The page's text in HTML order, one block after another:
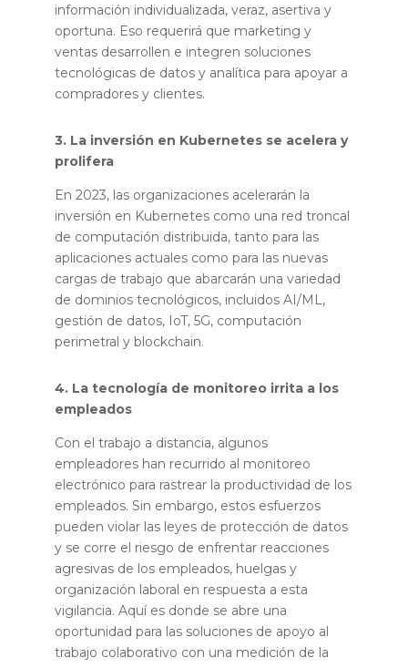
información individualizada, veraz, asertiva y
oportuna. Eso requerirá que marketing y
ventas desarrollen e integren soluciones
tecnológicas de datos y analítica para apoyar a
compradores y clientes.
3. La inversión en Kubernetes se acelera y
prolifera
En 2023, las organizaciones acelerarán la
inversión en Kubernetes como una red troncal
de computación distribuida, tanto para las
aplicaciones actuales como para las nuevas
cargas de trabajo que abarcarán una variedad
de dominios tecnológicos, incluidos AI/ML,
gestión de datos, IoT, 5G, computación
perimetral y blockchain.
4. La tecnología de monitoreo irrita a los
empleados
Con el trabajo a distancia, algunos
empleadores han recurrido al monitoreo
electrónico para rastrear la productividad de los
empleados. Sin embargo, estos esfuerzos
pueden violar las leyes de protección de datos
y se corre el riesgo de enfrentar reacciones
agresivas de los empleados, huelgas y
organización laboral en respuesta a esta
vigilancia. Aquí es donde se abre una
oportunidad para las soluciones de apoyo al
trabajo colaborativo con una medición de la